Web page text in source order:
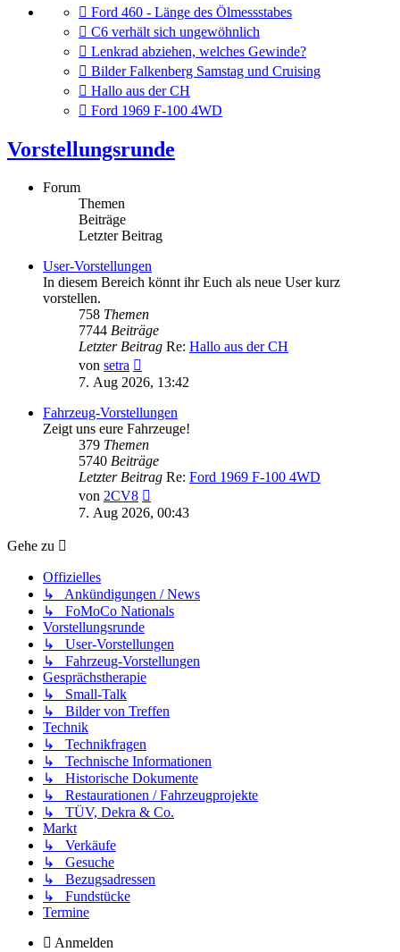
Gehe
zum
letzten
Beitrag
Ford 460 - Länge des Ölmessstabes
Gehe
zum
letzten
Beitrag
C6 verhält sich ungewöhnlich
Gehe
zum
letzten
Beitrag
Lenkrad abziehen, welches Gewinde?
Gehe
zum
letzten
Beitrag
Bilder Falkenberg Samstag und Cruising
Gehe
zum
letzten
Hallo aus der CH
Gehe
Beitrag
Ford 1969 F-100 4WD
Vorstellungsrunde
Forum
Themen
Beiträge
Letzter Beitrag
User-Vorstellungen
In diesem Bereich könnt ihr Euch als neue User kurz
vorstellen.
758 Themen
7744 Beiträge
Letzter Beitrag Re: Hallo aus der CH
von setra
Beitrag
7. Aug 2026, 13:42
Fahrzeug-Vorstellungen
Zeigt uns eure Fahrzeuge!
379 Themen
5740 Beiträge
Letzter Beitrag Re: Ford 1969 F-100 4WD
von 2CV8
Beitrag
7. Aug 2026, 00:43
Gehe zu
Offizielles
↳ Ankündigungen / News
↳ FoMoCo Nationals
Vorstellungsrunde
↳ User-Vorstellungen
↳ Fahrzeug-Vorstellungen
Gesprächstherapie
↳ Small-Talk
↳ Bilder von Treffen
Technik
↳ Technikfragen
↳ Technische Informationen
↳ Historische Dokumente
↳ Restaurationen / Fahrzeugprojekte
↳ TÜV, Dekra & Co.
Markt
↳ Verkäufe
↳ Gesuche
↳ Bezugsadressen
↳ Fundstücke
Termine
Anmelden